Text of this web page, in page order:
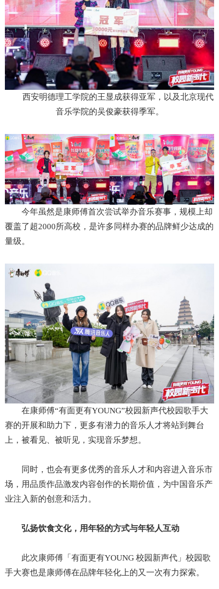
西安明德理工学院的王显成获得亚军，以及北京现代
音乐学院的吴俊豪获得季军。
今年虽然是康师傅首次尝试举办音乐赛事，规模上却
覆盖了超2000所高校，是许多同样办赛的品牌鲜少达成的
量级。
在康师傅“有面更有YOUNG”校园新声代校园歌手大
赛的开展和助力下，更多有潜力的音乐人才将站到舞台
上，被看见、被听见，实现音乐梦想。
同时，也会有更多优秀的音乐人才和内容进入音乐市
场，用品质作品激发内容创作的长期价值，为中国音乐产
业注入新的创意和活力。
弘扬饮食文化，用年轻的方式与年轻人互动
此次康师傅「有面更有YOUNG 校园新声代」校园歌
手大赛也是康师傅在品牌年轻化上的又一次有力探索。